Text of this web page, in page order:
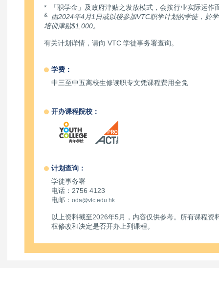
* 「职学金」及政府津贴之发放模式，会按行业实际运作
&
由2024年4月1日或以後参加VTC职学计划的学徒，於
培训津贴$1,000。
有关计划详情，请向 VTC 学徒事务署查询。
学费：
中三至中五离校生修读职专文凭课程费用全免
开办课程院校：
计划查询：
学徒事务署
电话：2756 4123
电邮： oda@vtc.edu.hk
以上资料截至2026年5月，内容仅供参考。所有课程资
权修改和决定是否开办上列课程。